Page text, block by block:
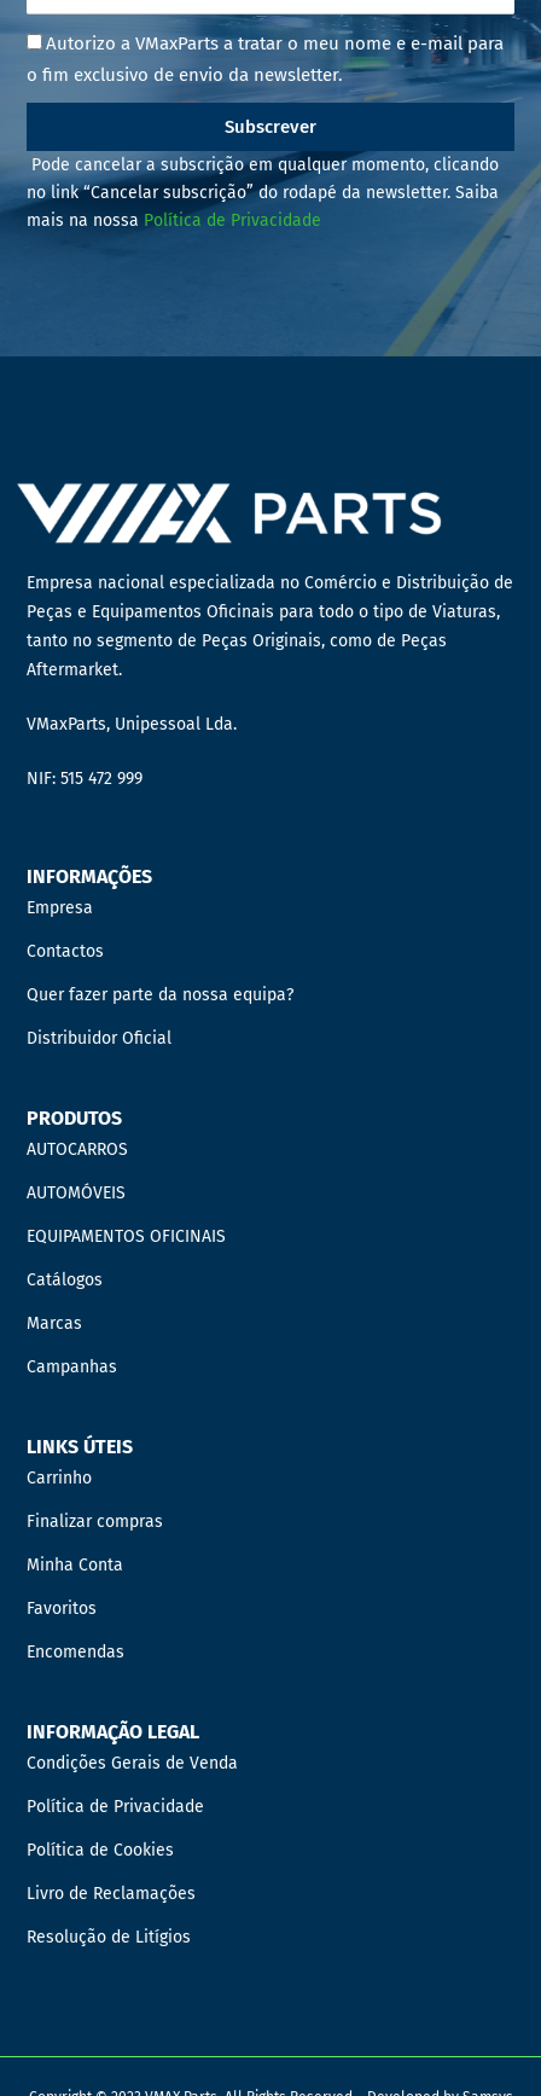
Autorizo a VMaxParts a tratar o meu nome e e-mail para
o fim exclusivo de envio da newsletter.
Subscrever
Pode cancelar a subscrição em qualquer momento, clicando
no link “Cancelar subscrição” do rodapé da newsletter. Saiba
mais na nossa Política de Privacidade
Empresa nacional especializada no Comércio e Distribuição de
Peças e Equipamentos Oficinais para todo o tipo de Viaturas,
tanto no segmento de Peças Originais, como de Peças
Aftermarket.
VMaxParts, Unipessoal Lda.
NIF: 515 472 999
INFORMAÇÕES
Empresa
Contactos
Quer fazer parte da nossa equipa?
Distribuidor Oficial
PRODUTOS
AUTOCARROS
AUTOMÓVEIS
EQUIPAMENTOS OFICINAIS
Catálogos
Marcas
Campanhas
LINKS ÚTEIS
Carrinho
Finalizar compras
Minha Conta
Favoritos
Encomendas
INFORMAÇÃO LEGAL
Condições Gerais de Venda
Política de Privacidade
Política de Cookies
Livro de Reclamações
Resolução de Litígios